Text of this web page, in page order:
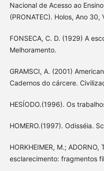
Nacional de Acesso ao
(PRONATEC). Holos, Ano
FONSECA, C. D. (1929) A
Melhoramento.
GRAMSCI, A. (2001)
Cadernos do cárcere.
HESÍODO.(1996). Os
HOMERO.(1997). Odisséia.
HORKHEIMER, M.;
esclarecimento: fragmentos